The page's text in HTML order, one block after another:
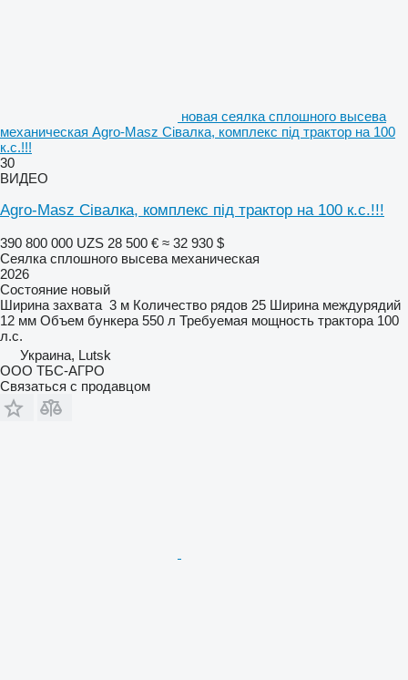
новая сеялка сплошного высева
механическая Agro-Masz Сівалка, комплекс під трактор на 100
к.с.!!!
30
ВИДЕО
Agro-Masz Сівалка, комплекс під трактор на 100 к.с.!!!
390 800 000 UZS 28 500 € ≈ 32 930 $
Сеялка сплошного высева механическая
2026
Состояние новый
Ширина захвата 3 м Количество рядов 25 Ширина междурядий
12 мм Объем бункера 550 л Требуемая мощность трактора 100
л.с.
Украина, Lutsk
ООО ТБС-АГРО
Связаться с продавцом